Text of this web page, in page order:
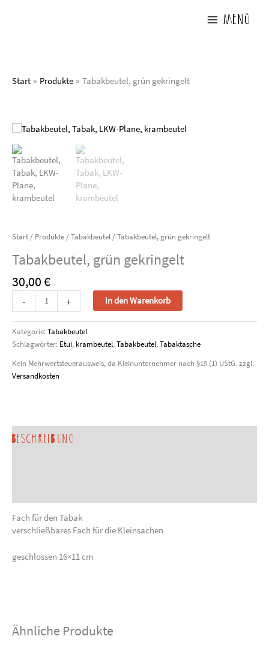
Menü
Start Produkte Tabakbeutel, grün gekringelt
Start / Produkte /Tabakbeutel / Tabakbeutel, grün gekringelt
Tabakbeutel, grün gekringelt
30,00€
-
Tabakbeutel,
gekringelt
Menge
+ In den Warenkorb
Kategorie:Tabakbeutel
Schlagwörter: Etui, krambeutel,Tabakbeutel,Tabaktasche
Kein Mehrwertsteuerausweis, da Kleinunternehmer nach §19 (1) UStG.zzgl.
Versandkosten
Beschreibung
Fach für den Tabak
verschließbares Fach für die Kleinsachen
geschlossen 16×11 cm
Ähnliche Produkte